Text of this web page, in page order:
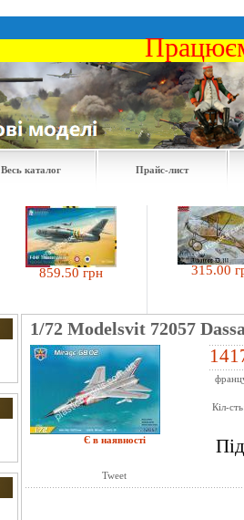
Весь каталог Прайс-лист
859.50 грн 315.00 грн
1/72 Modelsvit 72057
Є в наявності
Tweet
Кіл-